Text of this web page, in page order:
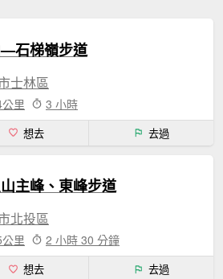
石梯嶺步道
士林區
里 3 小時
想去 去過
主峰、東峰步道
北投區
里 2 小時 30 分鐘
想去 去過